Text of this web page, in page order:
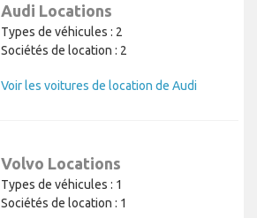
Audi Locations
Types de véhicules : 2
Sociétés de location : 2
Voir les voitures de location de Audi
Volvo Locations
Types de véhicules : 1
Sociétés de location : 1